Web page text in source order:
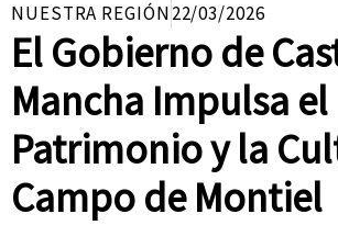
NUESTRA REGIÓN22/03/2026
El Gobierno de
Mancha Impulsa el
Patrimonio y la
Campo de Montiel